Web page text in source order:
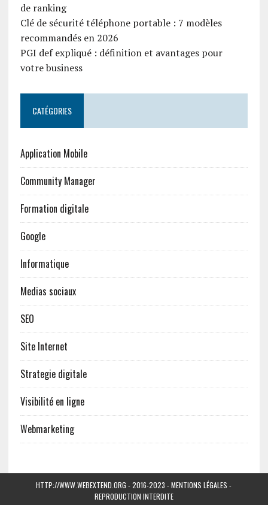
de ranking
Clé de sécurité téléphone portable : 7 modèles
recommandés en 2026
PGI def expliqué : définition et avantages pour
votre business
CATÉGORIES
Application Mobile
Community Manager
Formation digitale
Google
Informatique
Medias sociaux
SEO
Site Internet
Strategie digitale
Visibilité en ligne
Webmarketing
HTTP://WWW.WEBEXTEND.ORG - 2016-2023 - MENTIONS LÉGALES -
REPRODUCTION INTERDITE